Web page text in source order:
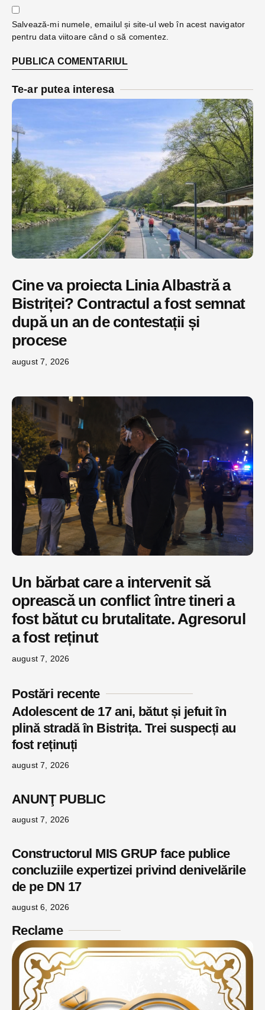
Salvează-mi numele, emailul și site-ul web în acest navigator
pentru data viitoare când o să comentez.
Te-ar putea interesa
Cine va proiecta Linia Albastră a
Bistriței? Contractul a fost semnat
după un an de contestații și
procese
august 7, 2026
Un bărbat care a intervenit să
oprească un conflict între tineri a
fost bătut cu brutalitate. Agresorul
a fost reținut
august 7, 2026
Postări recente
Adolescent de 17 ani, bătut și jefuit în
plină stradă în Bistrița. Trei suspecți au
fost reținuți
august 7, 2026
ANUNŢ PUBLIC
august 7, 2026
Constructorul MIS GRUP face publice
concluziile expertizei privind denivelările
de pe DN 17
august 6, 2026
Reclame